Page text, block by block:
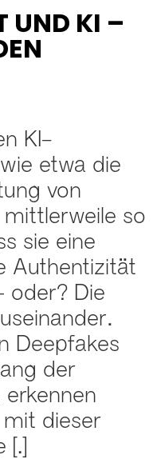
UND KI –
KI-
etwa die
von
so
sie eine
Authentizität
oder? Die
Deepfakes
der
dieser